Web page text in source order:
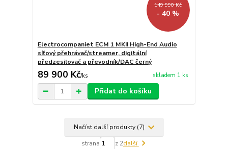
149 990 Kč
- 40 %
Electrocompaniet ECM 1 MKII High-End Audio
síťový přehrávač/streamer, digitální
předzesilovač a převodník/DAC černý
89 900 Kč/ks skladem 1 ks
Přidat do košíku
Načíst další produkty (7)
strana z 2další